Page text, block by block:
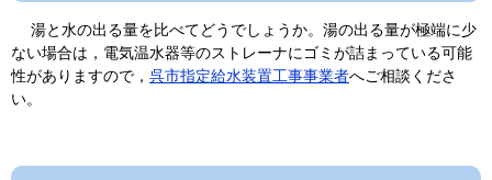
湯と水の出る量を比べてどうでしょうか。湯の出る量が極端に少
ない場合は，電気温水器等のストレーナにゴミが詰まっている可能
性がありますので， 呉市指定給水装置工事事業者へご相談くださ
い。